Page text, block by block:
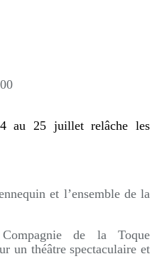
au 25 juillet relâche les
et l’ensemble de la
de la Toque
un théâtre spectaculaire et